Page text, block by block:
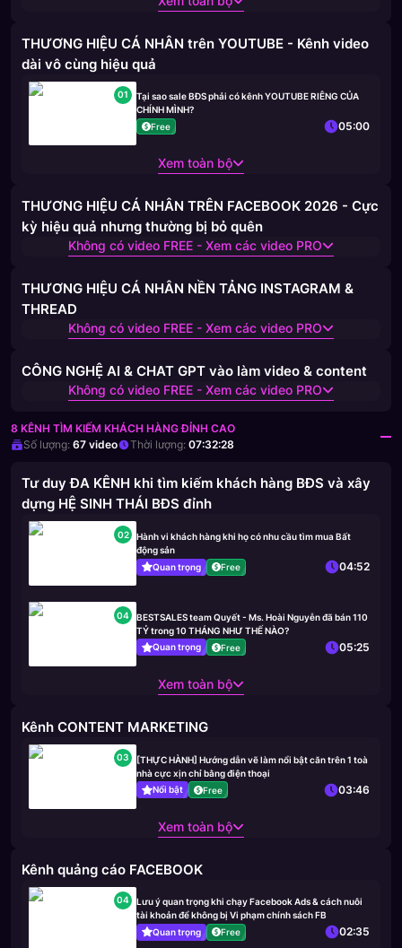
THƯƠNG HIỆU CÁ NHÂN trên YOUTUBE - Kênh video
dài vô cùng hiệu quả
01
Tại sao sale BĐS phải có kênh YOUTUBE RIÊNG CỦA
CHÍNH MÌNH?
Free
05:00
Xem toàn bộ
THƯƠNG HIỆU CÁ NHÂN TRÊN FACEBOOK 2026 - Cực
kỳ hiệu quả nhưng thường bị bỏ quên
Không có video FREE - Xem các video PRO
THƯƠNG HIỆU CÁ NHÂN NỀN TẢNG INSTAGRAM &
THREAD
Không có video FREE - Xem các video PRO
CÔNG NGHỆ AI & CHAT GPT vào làm video & content
Không có video FREE - Xem các video PRO
8 KÊNH TÌM KIẾM KHÁCH HÀNG ĐỈNH CAO
Số lượng: 67 video Thời lượng: 07:32:28
Tư duy ĐA KÊNH khi tìm kiếm khách hàng BĐS và xây
dựng HỆ SINH THÁI BĐS đỉnh
02
Hành vi khách hàng khi họ có nhu cầu tìm mua Bất
động sản
Quan trọng
Free 04:52
04
BESTSALES team Quyết - Ms. Hoài Nguyễn đã bán 110
TỶ trong 10 THÁNG NHƯ THẾ NÀO?
Quan trọng
Free 05:25
Xem toàn bộ
Kênh CONTENT MARKETING
03
[THỰC HÀNH] Hướng dẫn vẽ làm nổi bật căn trên 1 toà
nhà cực xịn chỉ bằng điện thoại
Nổi bật
Free 03:46
Xem toàn bộ
Kênh quảng cáo FACEBOOK
04
Lưu ý quan trọng khi chạy Facebook Ads & cách nuôi
tài khoản để không bị Vi phạm chính sách FB
Quan trọng
Free 02:35